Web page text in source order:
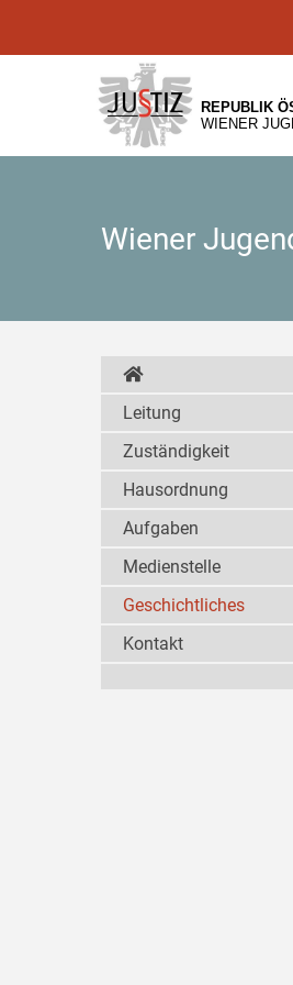
[1]
[2]
[3]
REPUBLIK
WIENER
Wiener
Leitung
Zuständigkeit
Hausordnung
Aufgaben
Medienstelle
Geschichtliches
Kontakt